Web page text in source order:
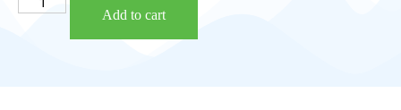
Add to cart